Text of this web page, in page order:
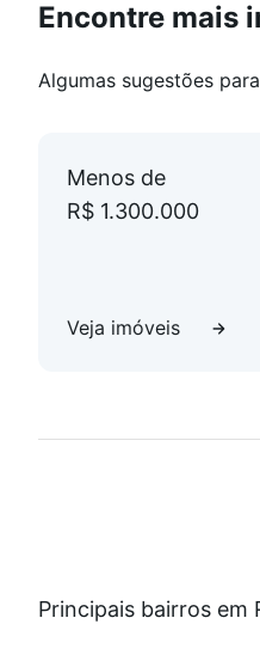
Encontre mais
Algumas sugestões
Menos de
R$ 1.300.000
Veja imóveis
Principais bairros em